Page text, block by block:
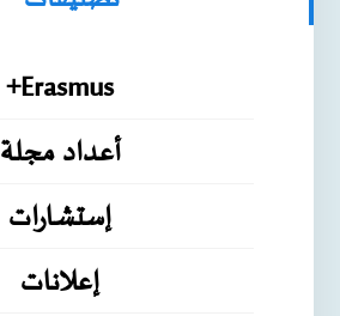
Erasmus+
أعداد مجلة
إستشارات
إعلانات